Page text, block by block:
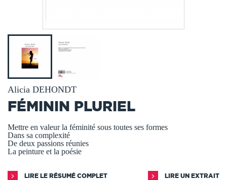
Alicia DEHONDT
FÉMININ PLURIEL
Mettre en valeur la féminité sous toutes ses formes
Dans sa complexité
De deux passions réunies
La peinture et la poésie
LIRE LE RÉSUMÉ COMPLET LIRE UN EXTRAIT